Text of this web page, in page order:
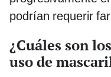
podrían requerir
¿Cuáles son
uso de